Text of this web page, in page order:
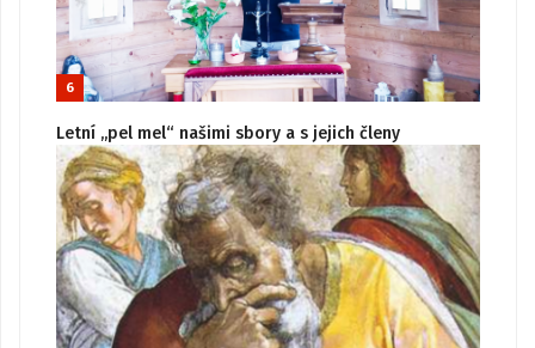
6
Letní „pel mel“ našimi sbory a s jejich členy